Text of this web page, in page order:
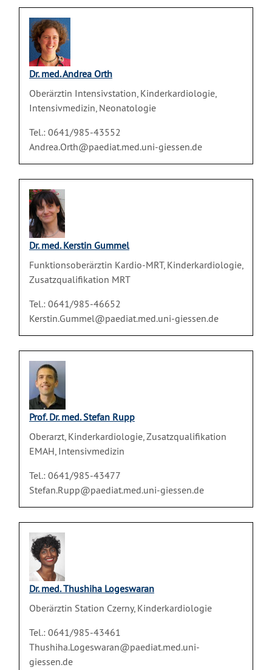
Dr. med. Andrea Orth
Oberärztin Intensivstation, Kinderkardiologie,
Intensivmedizin, Neonatologie
Tel.: 0641/985-43552
Andrea.Orth@paediat.med.uni-giessen.de
Dr. med. Kerstin Gummel
Funktionsoberärztin Kardio-MRT, Kinderkardiologie,
Zusatzqualifikation MRT
Tel.: 0641/985-46652
Kerstin.Gummel@paediat.med.uni-giessen.de
Prof. Dr. med. Stefan Rupp
Oberarzt, Kinderkardiologie, Zusatzqualifikation
EMAH, Intensivmedizin
Tel.: 0641/985-43477
Stefan.Rupp@paediat.med.uni-giessen.de
Dr. med. Thushiha Logeswaran
Oberärztin Station Czerny, Kinderkardiologie
Tel.: 0641/985-43461
Thushiha.Logeswaran@paediat.med.uni-
giessen.de